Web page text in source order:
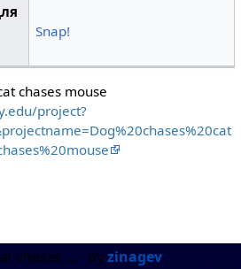
Snap!
chases mouse
project?